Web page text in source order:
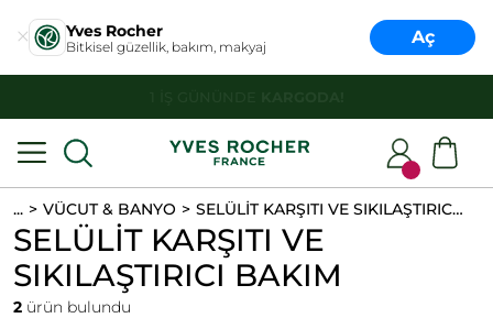
Yves Rocher
Bitkisel güzellik, bakım, makyaj Aç
... VÜCUT & BANYO SELÜLİT KARŞITI VE SIKILAŞTIRICI BAKIM
SELÜLİT KARŞITI VE
SIKILAŞTIRICI BAKIM
2 ürün bulundu